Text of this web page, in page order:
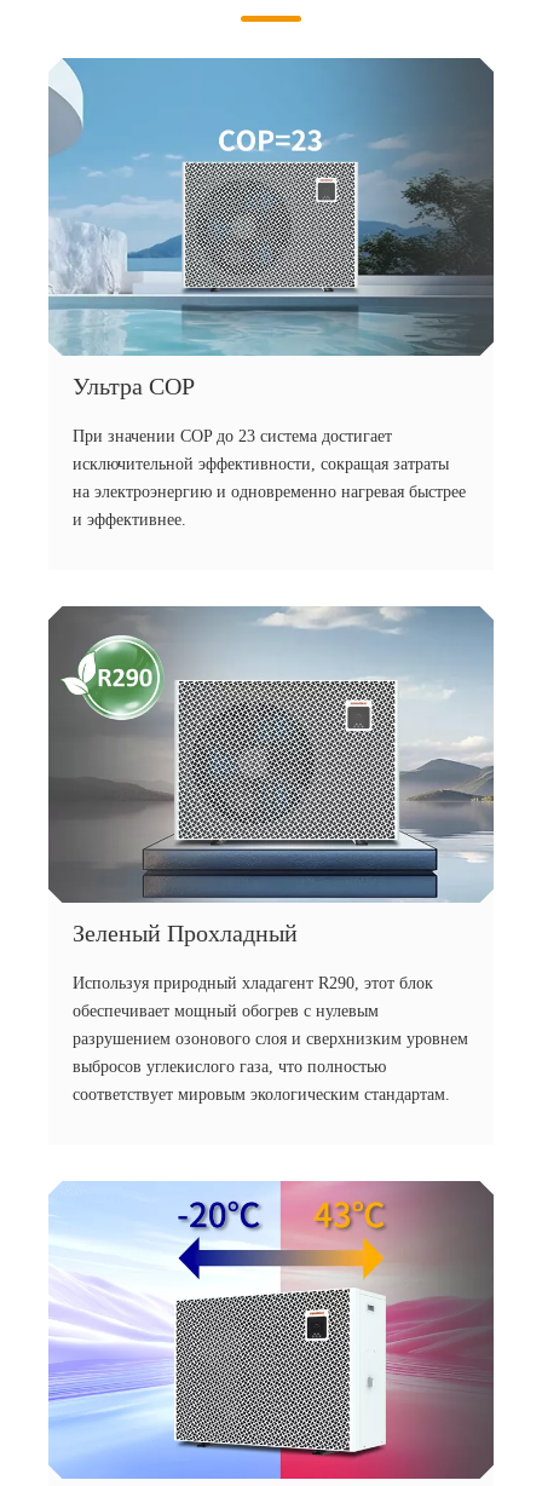
Ультра COP
При значении COP до 23 система достигает
исключительной эффективности, сокращая затраты
на электроэнергию и одновременно нагревая быстрее
и эффективнее.
Зеленый Прохладный
Используя природный хладагент R290, этот блок
обеспечивает мощный обогрев с нулевым
разрушением озонового слоя и сверхнизким уровнем
выбросов углекислого газа, что полностью
соответствует мировым экологическим стандартам.